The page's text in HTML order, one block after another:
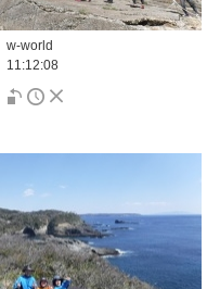
w-world
11:12:08